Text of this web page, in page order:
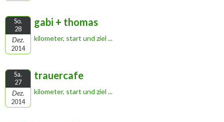
So.
28
Dez.
2014
gabi + thomas
kilometer, start und ziel ...
Sa.
27
Dez.
2014
trauercafe
kilometer, start und ziel ...